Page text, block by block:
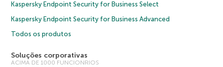
Kaspersky Endpoint Security for Business Select
Kaspersky Endpoint Security for Business Advanced
Todos os produtos
Soluções corporativas
ACIMA DE 1000 FUNCIONRIOS